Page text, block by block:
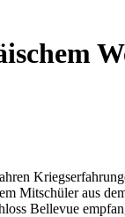
Mitschüler aus
Bellevue